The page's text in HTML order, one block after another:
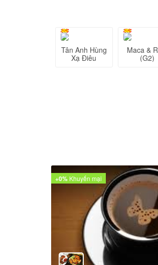
Tân Anh Hùng
Xạ Điêu
Maca &
(G2)
+0% Khuyến mại